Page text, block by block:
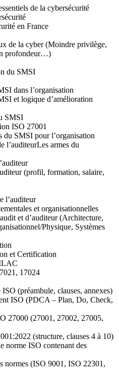
de la cybersécurité
en France
de la cyber (Moindre privilège,
profondeur…)
du SMSI
dans l’organisation
et logique d’amélioration
SMSI
ISO 27001
du SMSI pour l’organisation
l’auditeurLes armes du
(profil, formation, salaire,
l’auditeur
et organisationnelles
et d’auditeur (Architecture,
Physique, Systèmes
et Certification
17024
ISO (préambule, clauses, annexes)
ISO (PDCA – Plan, Do, Check,
27000 (27001, 27002, 27005,
(structure, clauses 4 à 10)
norme ISO contenant des
normes (ISO 9001, ISO 22301,